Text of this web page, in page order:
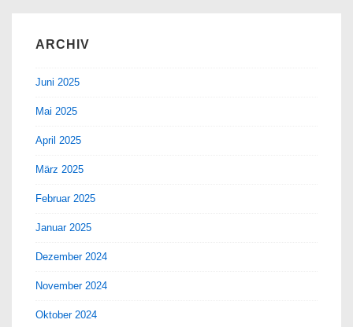
ARCHIV
Juni 2025
Mai 2025
April 2025
März 2025
Februar 2025
Januar 2025
Dezember 2024
November 2024
Oktober 2024